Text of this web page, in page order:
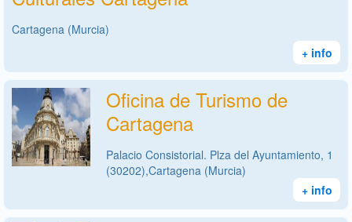
Cartagena (Murcia)
+ info
Oficina de Turismo de
Cartagena
Palacio Consistorial. Plza del Ayuntamiento, 1
(30202),Cartagena (Murcia)
+ info